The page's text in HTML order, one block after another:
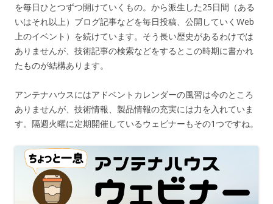
を毎日ひとつずつ開けていくもの。から派生した25日間（ある
いはそれ以上）ブログ記事などを毎日投稿、公開していくWeb
上のイベント）を続けています。そう長い歴史があるわけでは
ありませんが、技術記事の検索などをするとこの時期に書かれ
たものが結構あります。
アンテナハウスにはアドベントカレンダーの風習は今のところ
ありませんが、技術情報、製品情報の充実には力を入れていま
す。隔週火曜に定期開催しているウェビナーもその1つですね。